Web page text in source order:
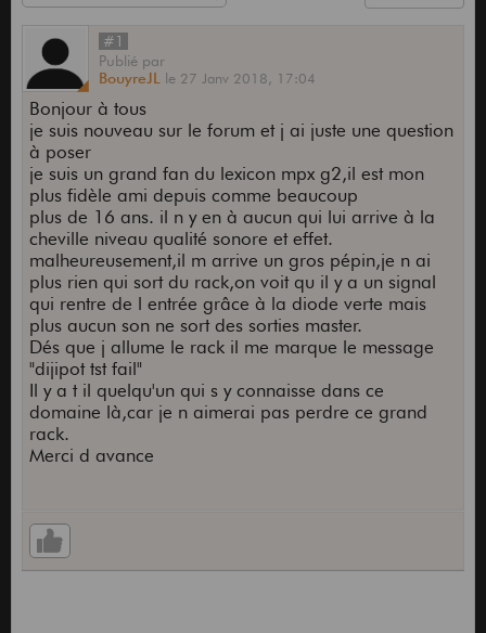
#1
Publié par
BouyreJL le 27 Janv 2018, 17:04
Bonjour à tous
je suis nouveau sur le forum et j ai juste une question
à poser
je suis un grand fan du lexicon mpx g2,il est mon
plus fidèle ami depuis comme beaucoup
plus de 16 ans. il n y en à aucun qui lui arrive à la
cheville niveau qualité sonore et effet.
malheureusement,il m arrive un gros pépin,je n ai
plus rien qui sort du rack,on voit qu il y a un signal
qui rentre de l entrée grâce à la diode verte mais
plus aucun son ne sort des sorties master.
Dés que j allume le rack il me marque le message
"dijipot tst fail"
Il y a t il quelqu'un qui s y connaisse dans ce
domaine là,car je n aimerai pas perdre ce grand
rack.
Merci d avance